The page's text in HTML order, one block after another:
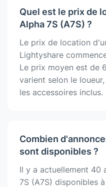
Quel est le prix de
Alpha 7S (A7S) ?
Le prix de location
Lightyshare
Le prix moyen est de
varient selon le
les accessoires inclus.
Combien
sont disponibles ?
Il y a actuellement 40
7S (A7S) disponibles